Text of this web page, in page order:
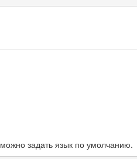
можно задать язык по умолчанию.